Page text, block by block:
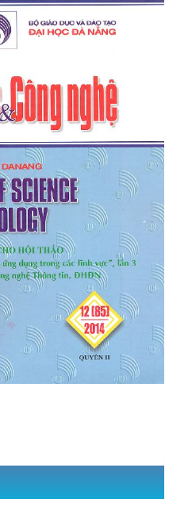
A., Sadeh, M. R. and
Intellectual capital and
in Iranian pharmaceutical
capital, 13 (1), pp. 138
S. K., 2012, Intellectual
of Indian Banks,
Capital, 13 (4), pp. 515 - 530.
an accounting tool for IC
journal of technology
pp. 702 - 714.
S. N. and Bontis, N., 2010,
business performance in the
of Jordan, Management
- 131.
‘Impact on intellectual capital
an empirical study
Seng Index (part 1)’, The
Vol.16, No. 1, pp.4-12.